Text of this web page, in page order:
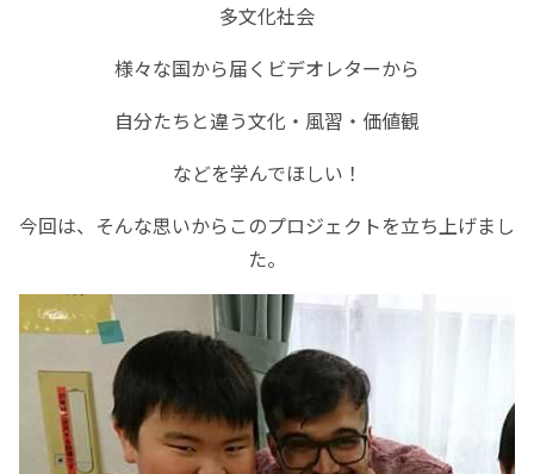
多文化社会
様々な国から届くビデオレターから
自分たちと違う文化・風習・価値観
などを学んでほしい！
今回は、そんな思いからこのプロジェクトを立ち上げまし
た。